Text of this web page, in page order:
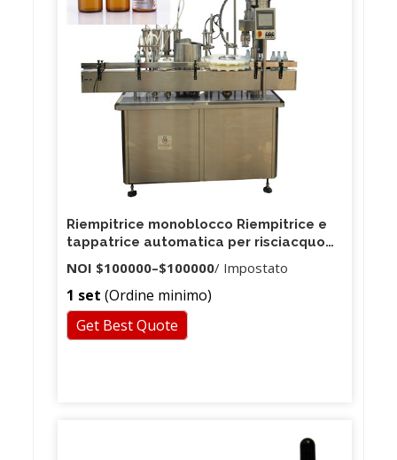
Riempitrice monoblocco Riempitrice e
tappatrice automatica per risciacquo
per linea di riempimento spray per
profumo
NOI $100000–$100000/ Impostato
1 set (Ordine minimo)
Get Best Quote